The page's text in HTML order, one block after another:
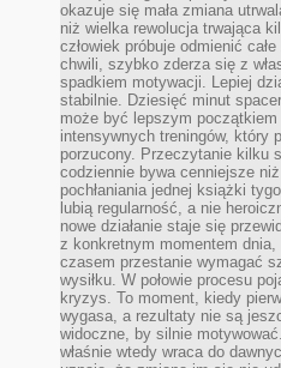
okazuje się mała zmiana
niż wielka rewolucja trwająca
człowiek próbuje odmienić
chwili, szybko zderza się z
spadkiem motywacji. Lepiej
stabilnie. Dziesięć minut
może być lepszym
intensywnych treningów, który
porzucony. Przeczytanie kilku
codziennie bywa cenniejsze
pochłaniania jednej książki
lubią regularność, a nie
nowe działanie staje się
z konkretnym momentem
czasem przestanie wymagać
wysiłku. W połowie procesu
kryzys. To moment, kiedy
wygasa, a rezultaty nie są
widoczne, by silnie
właśnie wtedy wraca do